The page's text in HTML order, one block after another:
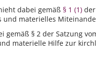
dabei gemäß § 1 (1) der
und materielles
§ 2 der Satzung
materielle Hilfe zur